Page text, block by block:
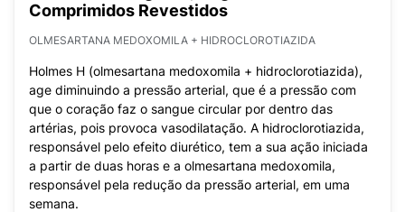
Comprimidos Revestidos
OLMESARTANA MEDOXOMILA + HIDROCLOROTIAZIDA
Holmes H (olmesartana medoxomila + hidroclorotiazida),
age diminuindo a pressão arterial, que é a pressão com
que o coração faz o sangue circular por dentro das
artérias, pois provoca vasodilatação. A hidroclorotiazida,
responsável pelo efeito diurético, tem a sua ação iniciada
a partir de duas horas e a olmesartana medoxomila,
responsável pela redução da pressão arterial, em uma
semana.